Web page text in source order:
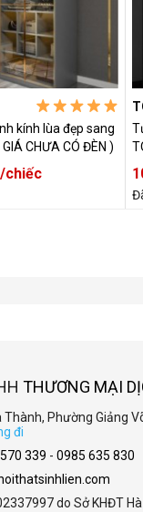
kính lùa đẹp sang
CHƯA CÓ ĐÈN )
chiếc
THƯƠNG MẠI
Thành, Phường Giảng
đi
339 - 0985 635 830
do Sở KHĐT